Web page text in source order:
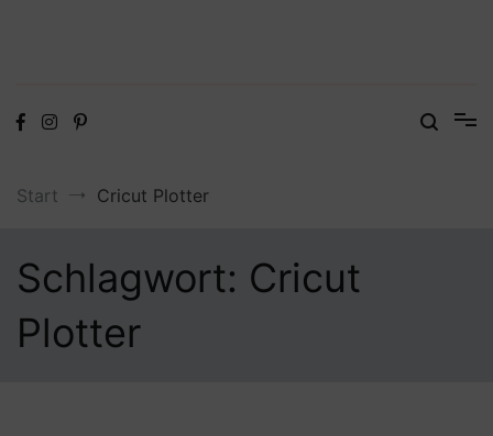
Start Cricut Plotter
Schlagwort: Cricut
Plotter